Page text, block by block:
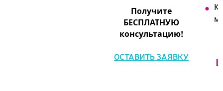
Получите
БЕСПЛАТНУЮ
консультацию!
ОСТАВИТЬ ЗАЯВКУ